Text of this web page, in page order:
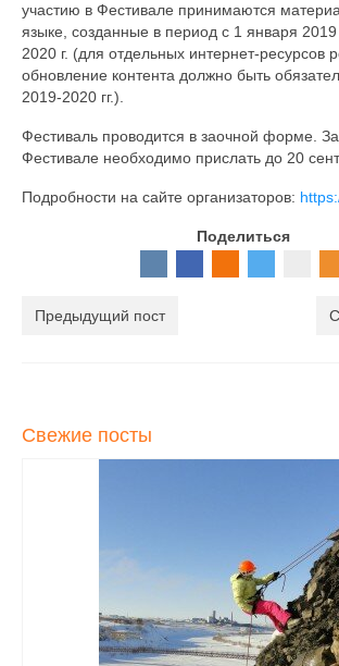
участию в Фестивале принимаются
языке, созданные в период с 1 января 2019
2020 г. (для отдельных интернет-ресурсов
обновление контента должно быть
2019-2020 гг.).
Фестиваль проводится в заочной форме.
Фестивале необходимо прислать до 20
Подробности на сайте организаторов:
Поделиться
Предыдущий пост
Свежие посты